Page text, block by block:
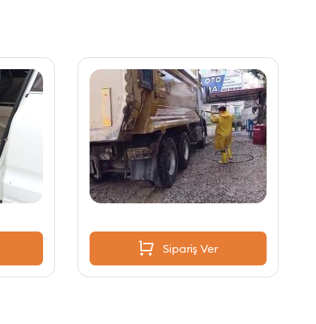
Sipariş Ver